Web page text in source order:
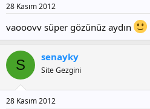
28 Kasım 2012
vaooovv süper gözünüz aydın
S senayky
Site Gezgini
28 Kasım 2012